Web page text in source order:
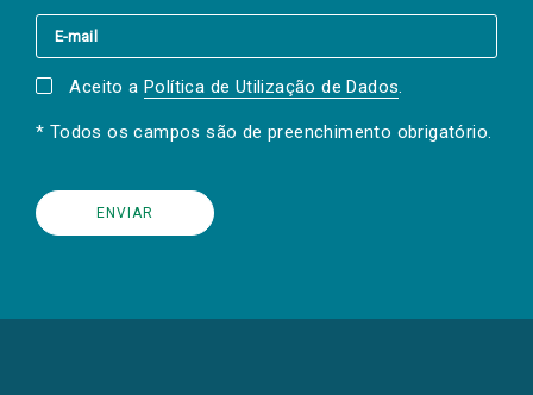
Aceito a Política de Utilização de Dados.
* Todos os campos são de preenchimento obrigatório.